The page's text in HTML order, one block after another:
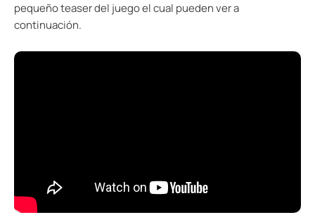
pequeño teaser del juego el cual pueden ver a
continuación.